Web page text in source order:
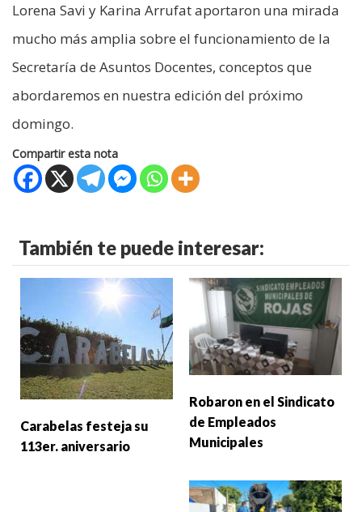
Lorena Savi y Karina Arrufat aportaron una mirada
mucho más amplia sobre el funcionamiento de la
Secretaría de Asuntos Docentes, conceptos que
abordaremos en nuestra edición del próximo
domingo.
Compartir esta nota
También te puede interesar:
Carabelas festeja su
113er. aniversario
Robaron en el Sindicato
de Empleados
Municipales